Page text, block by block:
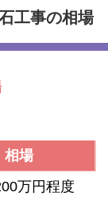
工事の相場
相場
万円程度